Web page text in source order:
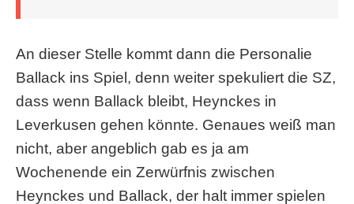
An dieser Stelle kommt dann die Personalie
Ballack ins Spiel, denn weiter spekuliert die SZ,
dass wenn Ballack bleibt, Heynckes in
Leverkusen gehen könnte. Genaues weiß man
nicht, aber angeblich gab es ja am
Wochenende ein Zerwürfnis zwischen
Heynckes und Ballack, der halt immer spielen